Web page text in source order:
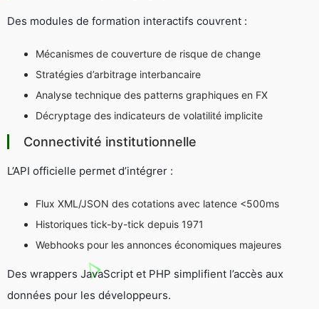
Des modules de formation interactifs couvrent :
Mécanismes de couverture de risque de change
Stratégies d’arbitrage interbancaire
Analyse technique des patterns graphiques en FX
Décryptage des indicateurs de volatilité implicite
Connectivité institutionnelle
L’API officielle permet d’intégrer :
Flux XML/JSON des cotations avec latence <500ms
Historiques tick-by-tick depuis 1971
Webhooks pour les annonces économiques majeures
Des wrappers JavaScript et PHP simplifient l’accès aux
données pour les développeurs.